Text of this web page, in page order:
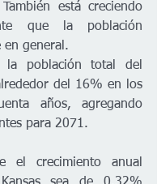
está creciendo
que la población
en general.
la población total del
del 16% en los
años, agregando
para 2071.
el crecimiento anual